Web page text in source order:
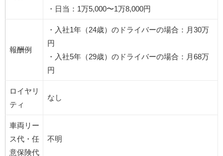
・日当：1万5,000〜1万8,000円
報酬例
・入社1年（24歳）のドライバーの場合：月30万
円
・入社5年（29歳）のドライバーの場合：月68万
円
ロイヤリ
ティ
なし
車両リー
ス代・任
意保険代
不明